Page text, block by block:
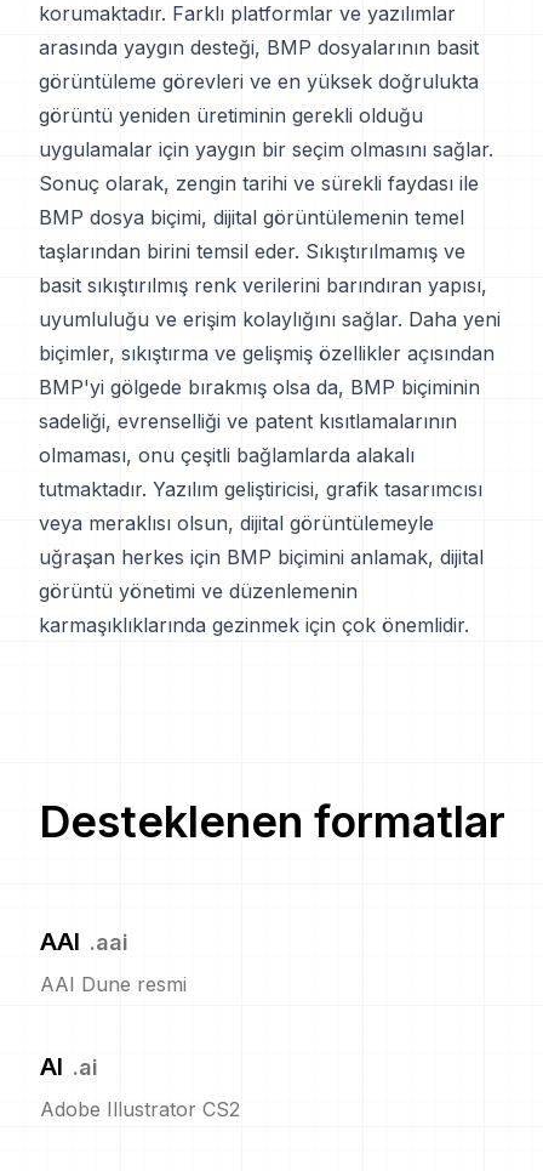
korumaktadır. Farklı platformlar ve yazılımlar
arasında yaygın desteği, BMP dosyalarının basit
görüntüleme görevleri ve en yüksek doğrulukta
görüntü yeniden üretiminin gerekli olduğu
uygulamalar için yaygın bir seçim olmasını sağlar.
Sonuç olarak, zengin tarihi ve sürekli faydası ile
BMP dosya biçimi, dijital görüntülemenin temel
taşlarından birini temsil eder. Sıkıştırılmamış ve
basit sıkıştırılmış renk verilerini barındıran yapısı,
uyumluluğu ve erişim kolaylığını sağlar. Daha yeni
biçimler, sıkıştırma ve gelişmiş özellikler açısından
BMP'yi gölgede bırakmış olsa da, BMP biçiminin
sadeliği, evrenselliği ve patent kısıtlamalarının
olmaması, onu çeşitli bağlamlarda alakalı
tutmaktadır. Yazılım geliştiricisi, grafik tasarımcısı
veya meraklısı olsun, dijital görüntülemeyle
uğraşan herkes için BMP biçimini anlamak, dijital
görüntü yönetimi ve düzenlemenin
karmaşıklıklarında gezinmek için çok önemlidir.
Desteklenen formatlar
AAI .aai
AAI Dune resmi
AI .ai
Adobe Illustrator CS2